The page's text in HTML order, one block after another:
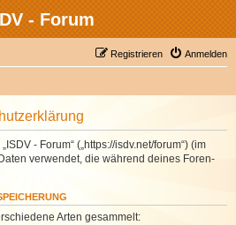
- Forum
Anmelden
Registrieren
- Forum“ („https://isdv.net/forum“) (im
verwendet, die während deines Foren-
Arten gesammelt: